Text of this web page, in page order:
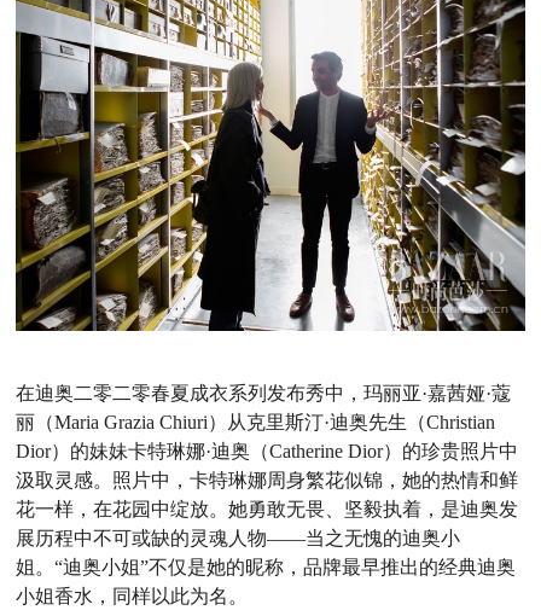
在迪奥二零二零春夏成衣系列发布秀中，玛丽亚·嘉茜娅·蔻
丽（Maria Grazia Chiuri）从克里斯汀·迪奥先生（Christian
Dior）的妹妹卡特琳娜·迪奥（Catherine Dior）的珍贵照片中
汲取灵感。照片中，卡特琳娜周身繁花似锦，她的热情和鲜
花一样，在花园中绽放。她勇敢无畏、坚毅执着，是迪奥发
展历程中不可或缺的灵魂人物——当之无愧的迪奥小
姐。“迪奥小姐”不仅是她的昵称，品牌最早推出的经典迪奥
小姐香水，同样以此为名。